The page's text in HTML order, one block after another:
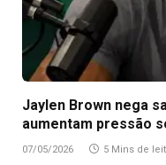
Jaylen Brown nega
aumentam pressão
07/05/2026 5 Mins de